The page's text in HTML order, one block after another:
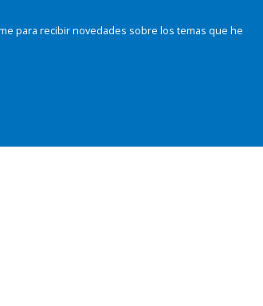
para recibir novedades sobre los temas que he